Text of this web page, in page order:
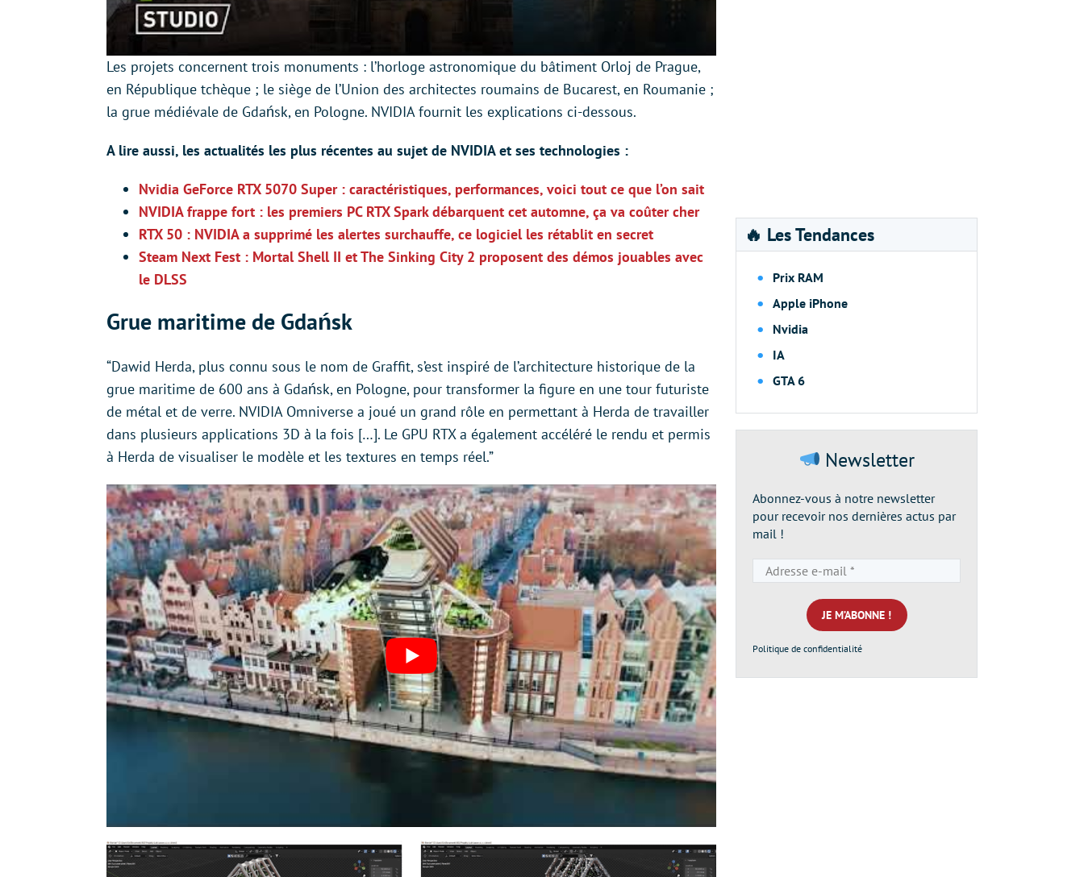
Les projets concernent trois monuments : l’horloge astronomique du bâtiment Orloj de Prague,
en République tchèque ; le siège de l’Union des architectes roumains de Bucarest, en Roumanie ;
la grue médiévale de Gdańsk, en Pologne. NVIDIA fournit les explications ci-dessous.
A lire aussi, les actualités les plus récentes au sujet de NVIDIA et ses technologies :
Nvidia GeForce RTX 5070 Super : caractéristiques, performances, voici tout ce que l’on sait
NVIDIA frappe fort : les premiers PC RTX Spark débarquent cet automne, ça va coûter cher
RTX 50 : NVIDIA a supprimé les alertes surchauffe, ce logiciel les rétablit en secret
Steam Next Fest : Mortal Shell II et The Sinking City 2 proposent des démos jouables avec
le DLSS
Grue maritime de Gdańsk
“Dawid Herda, plus connu sous le nom de Graffit, s’est inspiré de l’architecture historique de la
grue maritime de 600 ans à Gdańsk, en Pologne, pour transformer la figure en une tour futuriste
de métal et de verre. NVIDIA Omniverse a joué un grand rôle en permettant à Herda de travailler
dans plusieurs applications 3D à la fois […]. Le GPU RTX a également accéléré le rendu et permis
à Herda de visualiser le modèle et les textures en temps réel.”
🔥 Les Tendances
Prix RAM
Apple iPhone
Nvidia
IA
GTA 6
Newsletter
Abonnez-vous à notre newsletter
pour recevoir nos dernières actus par
mail !
e-
mail
*
Politique de confidentialité